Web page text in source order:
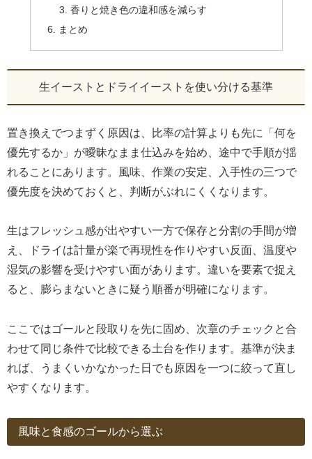
香りと焼き色の違和感を減らす
まとめ
生イーストとドライイーストを使い分ける基準
置き換えでつまずく原因は、比率の計算よりも先に「何を
優先するか」が曖昧なまま仕込みを始め、途中で手順が揺
れることにあります。風味、作業の安定、入手性の三つで
優先度を決めておくと、判断がぶれにくくなります。
生はフレッシュ感が出やすい一方で保存と分割の手間が増
え、ドライは計量が楽で再現性を作りやすい反面、温度や
湿気の影響を受けやすい面があります。違いを要素で捉え
ると、膨らまないときに疑う順番が明確になります。
ここではゴールと段取りを先に固め、次章のチェックと合
わせて同じ条件で比較できる土台を作ります。基準が決ま
れば、うまくいかなかった日でも原因を一つに絞って直し
やすくなります。
風味と食感のゴールから選ぶ